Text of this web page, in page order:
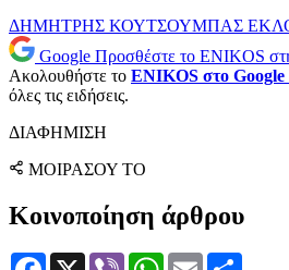
ΔΗΜΗΤΡΗΣ ΚΟΥΤΣΟΥΜΠΑΣ
Google Προσθέστε το ENIKOS
Ακολουθήστε το ENIKOS στο Google
όλες τις ειδήσεις.
ΔΙΑΦΗΜΙΣΗ
ΜΟΙΡΑΣΟΥ ΤΟ
Κοινοποίηση άρθρου
Facebook
X Viber WhatsApp
Email